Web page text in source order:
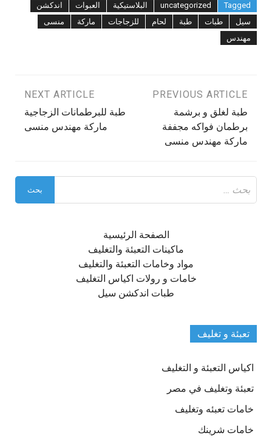
Tagged
uncategorized البلاستيكية العبوات
اندكشن
سيل
طبات طبة لحام للزجاجات ماركة
منسى
مهندس
تصفّح
المقالات
PREVIOUS ARTICLE
طبة لغلق و برشمة
برطمان فواكه مجففة
ماركة مهندس منسى
NEXT ARTICLE
طبة للبرطمانات الزجاجية
ماركة مهندس منسى
عن:
الصفحة الرئيسية
ماكينات التعبئة والتغليف
مواد وخامات التعبئة والتغليف
خامات و رولات اكياس التغليف
طبات اندكشن سيل
تعبئة و تغليف
اكياس التعبئة و التغليف
تعبئة وتغليف في مصر
خامات تعبئه وتغليف
خامات شرينك